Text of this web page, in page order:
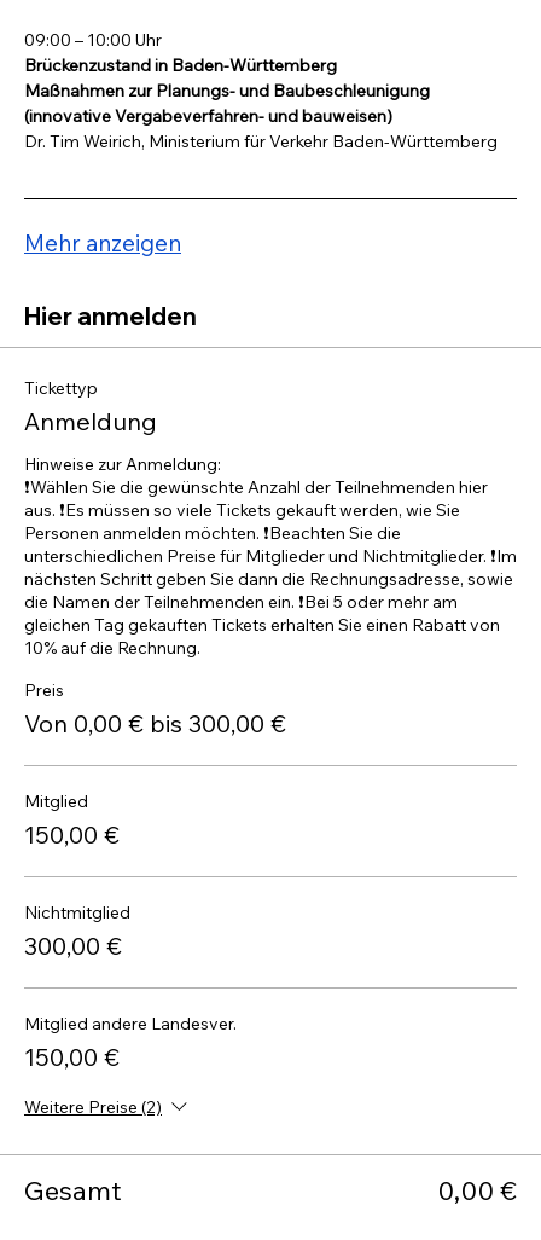
09:00 – 10:00 Uhr
Brückenzustand in Baden-Württemberg
Maßnahmen zur Planungs- und Baubeschleunigung
(innovative Vergabeverfahren- und bauweisen)
Dr. Tim Weirich, Ministerium für Verkehr Baden-Württemberg
Mehr anzeigen
Hier anmelden
Tickettyp
Anmeldung
Hinweise zur Anmeldung:
❗️Wählen Sie die gewünschte Anzahl der Teilnehmenden hier
aus. ❗️Es müssen so viele Tickets gekauft werden, wie Sie
Personen anmelden möchten. ❗️Beachten Sie die
unterschiedlichen Preise für Mitglieder und Nichtmitglieder. ❗️Im
nächsten Schritt geben Sie dann die Rechnungsadresse, sowie
die Namen der Teilnehmenden ein. ❗️Bei 5 oder mehr am
gleichen Tag gekauften Tickets erhalten Sie einen Rabatt von
10% auf die Rechnung.
Preis
Von 0,00 € bis 300,00 €
Mitglied
150,00 €
Nichtmitglied
300,00 €
Mitglied andere Landesver.
150,00 €
Weitere Preise (2)
Gesamt 0,00 €